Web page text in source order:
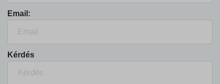
Email:
Kérdés